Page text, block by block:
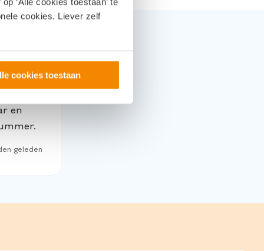
cookies. Liever zelf
cookies toestaan
en
geleden